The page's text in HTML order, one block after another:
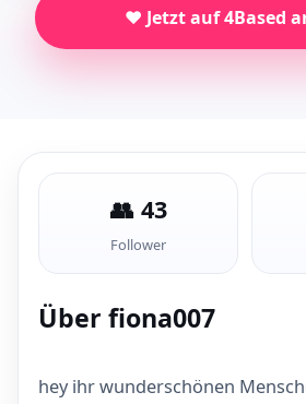
❤️ Jetzt auf 4Based
👥 43
Follower
Über fiona007
hey ihr wunderschönen